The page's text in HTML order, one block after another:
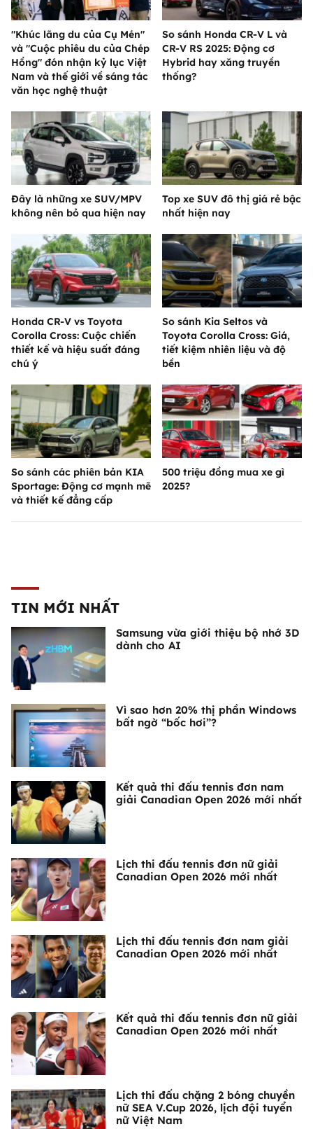
"Khúc lãng du của Cụ Mén"
và "Cuộc phiêu du của Chép
Hồng" đón nhận kỷ lục Việt
Nam và thế giới về sáng tác
văn học nghệ thuật
So sánh Honda CR-V L và
CR-V RS 2025: Động cơ
Hybrid hay xăng truyền
thống?
Đây là những xe SUV/MPV
không nên bỏ qua hiện nay
Top xe SUV đô thị giá rẻ bậc
nhất hiện nay
Honda CR-V vs Toyota
Corolla Cross: Cuộc chiến
thiết kế và hiệu suất đáng
chú ý
So sánh Kia Seltos và
Toyota Corolla Cross: Giá,
tiết kiệm nhiên liệu và độ
bền
So sánh các phiên bản KIA
Sportage: Động cơ mạnh mẽ
và thiết kế đẳng cấp
500 triệu đồng mua xe gì
2025?
TIN MỚI NHẤT
Samsung vừa giới thiệu bộ nhớ 3D
dành cho AI
Vì sao hơn 20% thị phần Windows
bất ngờ “bốc hơi”?
Kết quả thi đấu tennis đơn nam
giải Canadian Open 2026 mới nhất
Lịch thi đấu tennis đơn nữ giải
Canadian Open 2026 mới nhất
Lịch thi đấu tennis đơn nam giải
Canadian Open 2026 mới nhất
Kết quả thi đấu tennis đơn nữ giải
Canadian Open 2026 mới nhất
Lịch thi đấu chặng 2 bóng chuyền
nữ SEA V.Cup 2026, lịch đội tuyển
nữ Việt Nam